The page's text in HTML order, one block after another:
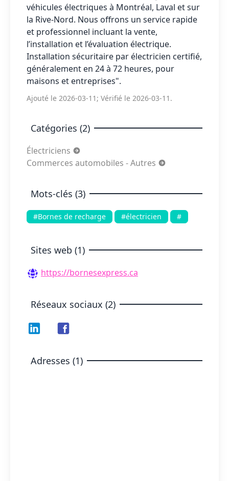
véhicules électriques à Montréal, Laval et sur
la Rive-Nord. Nous offrons un service rapide
et professionnel incluant la vente,
l’installation et l’évaluation électrique.
Installation sécuritaire par électricien certifié,
généralement en 24 à 72 heures, pour
maisons et entreprises".
Ajouté le 2026-03-11; Vérifié le 2026-03-11.
Catégories (2)
Électriciens
Commerces automobiles - Autres
Mots-clés (3)
#Bornes de recharge #électricien #
Sites web (1)
https://bornesexpress.ca
Réseaux sociaux (2)
Adresses (1)